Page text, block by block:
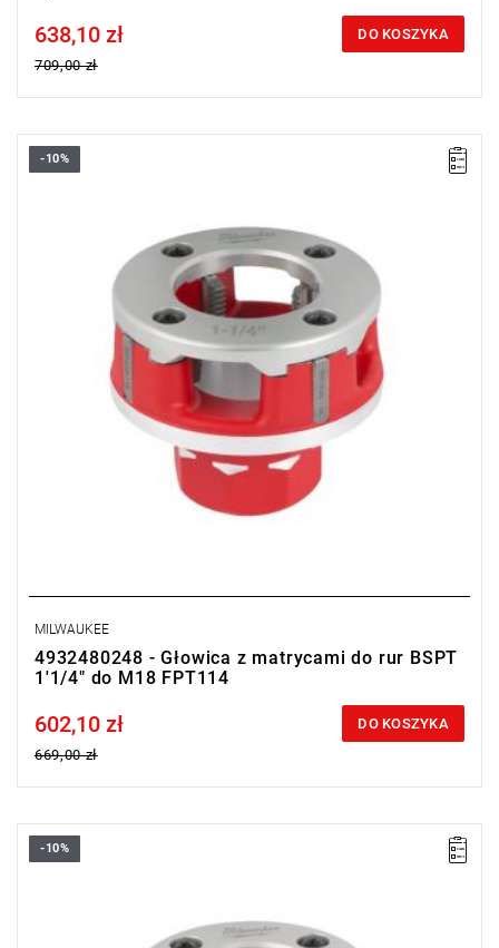
Price tax included
638,10 zł
709,00 zł
DO KOSZYKA
• Do 50% lżejsze niż konkurencyjne głowice tnące.
-10%
MILWAUKEE
4932480248 - Głowica z matrycami do rur BSPT
1'1/4" do M18 FPT114
Price tax included
602,10 zł
669,00 zł
DO KOSZYKA
• Do 50% lżejsze niż konkurencyjne głowice tnące.
-10%